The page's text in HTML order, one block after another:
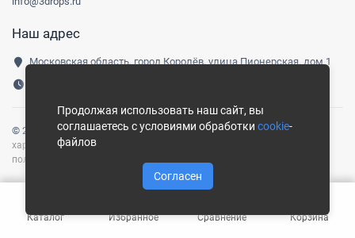
Наш адрес
Московская область, город Королёв, улица Пионерская, дом 1
© 2016- 2026 Три капли| Карта сайта Сайт носит информационный
характер и не является публичной офертой, определяемой
положениями ст. 437 ГК РФ.
Продолжая использовать наш сайт, вы
соглашаетесь с условиями обработки cookie-
файлов
Согласен
Каталог Избранное Сравнение Корзина